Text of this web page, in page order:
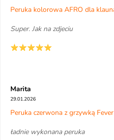
Peruka kolorowa AFRO dla
Super. Jak na zdjeciu
Marita
29.01.2026
Peruka czerwona z grzywką
ładnie wykonana peruka